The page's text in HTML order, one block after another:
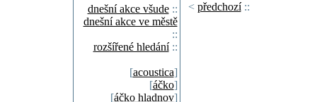
dnešní akce všude::
dnešní akce ve městě
::
rozšířené hledání::
[acoustica]
[áčko]
[áčko hladnov]
< předchozí::